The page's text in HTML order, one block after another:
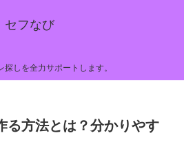
セフなび
探しを全力サポートします。
る方法とは？分かりやす